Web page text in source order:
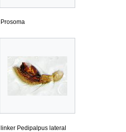
Prosoma
linker Pedipalpus lateral